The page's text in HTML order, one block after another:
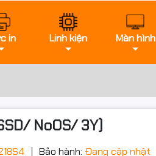
in Linh kiện Màn hình
NoOS/ 3Y)
Bảo hành: Đang cập nhật